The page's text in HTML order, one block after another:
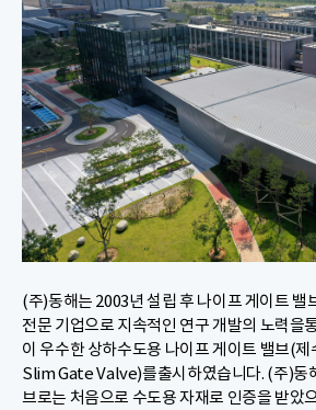
(주)동해는 2003년 설립 후 나이프 게이트
전문 기업으로 지속적인 연구 개발의 노력을
이 우수한 상하수도용 나이프 게이트 밸브(
Slim Gate Valve)를출시하였습니다. (주)동
브로는 처음으로 수도용 자재로 인증을 받았